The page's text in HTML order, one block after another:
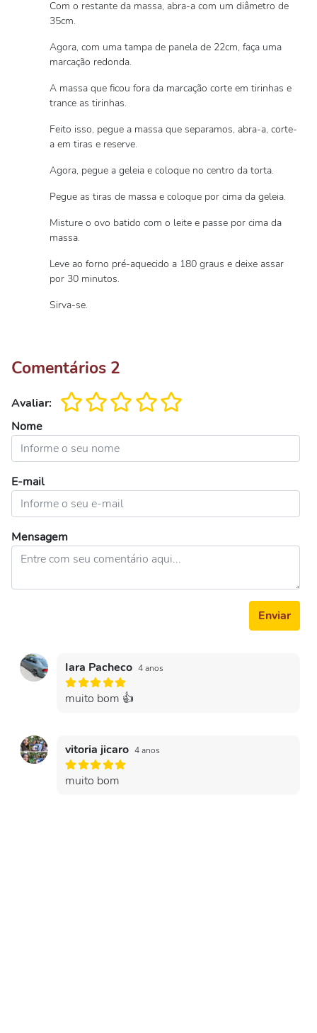
Com o restante da massa, abra-a com um diâmetro de
35cm.
Agora, com uma tampa de panela de 22cm, faça uma
marcação redonda.
A massa que ficou fora da marcação corte em tirinhas e
trance as tirinhas.
Feito isso, pegue a massa que separamos, abra-a, corte-
a em tiras e reserve.
Agora, pegue a geleia e coloque no centro da torta.
Pegue as tiras de massa e coloque por cima da geleia.
Misture o ovo batido com o leite e passe por cima da
massa.
Leve ao forno pré-aquecido a 180 graus e deixe assar
por 30 minutos.
Sirva-se.
Comentários 2
Avaliar:
Nome
E-mail
Mensagem
Enviar
Iara Pacheco 4 anos
muito bom 👍
vitoria jicaro 4 anos
muito bom